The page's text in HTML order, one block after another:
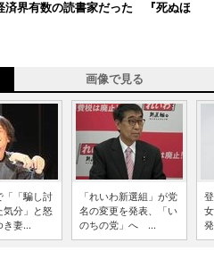
済界有数の読書家だった 『死ぬほ
画像で見る
「「騙し討
気分」と怒
き妻...
「れいわ新選組」が党
名の変更を発表、「い
のちの党」へ ...